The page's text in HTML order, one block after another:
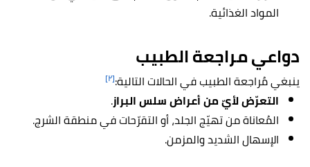
المواد الغذائية.
دواعي مراجعة الطبيب
ينبغي مُراجعة الطبيب في الحالات التالية:[٢]
التعرّض لأيّ من أعراض سلس البراز.
المُعاناة من تهيّج الجلد، أو التقرّحات في منطقة الشرج.
الإسهال الشديد والمزمن.